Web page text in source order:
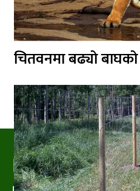
चितवनमा बढ्यो